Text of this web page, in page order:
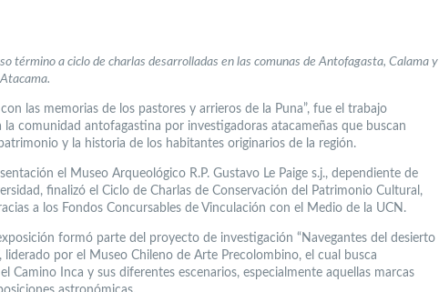
término a ciclo de charlas desarrolladas en las comunas de Antofagasta, Calama y
las memorias de los pastores y arrieros de la Puna”, fue el trabajo
la comunidad antofagastina por investigadoras atacameñas que buscan
y la historia de los habitantes originarios de la región.
el Museo Arqueológico R.P. Gustavo Le Paige s.j., dependiente de
finalizó el Ciclo de Charlas de Conservación del Patrimonio Cultural,
a los Fondos Concursables de Vinculación con el Medio de la UCN.
formó parte del proyecto de investigación “Navegantes del desierto
liderado por el Museo Chileno de Arte Precolombino, el cual busca
Camino Inca y sus diferentes escenarios, especialmente aquellas marcas